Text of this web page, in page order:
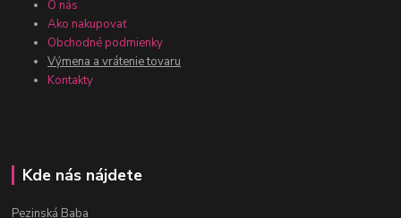
O nás
Ako nakupovať
Obchodné podmienky
Výmena a vrátenie tovaru
Kontakty
Kde nás nájdete
Pezinská Baba